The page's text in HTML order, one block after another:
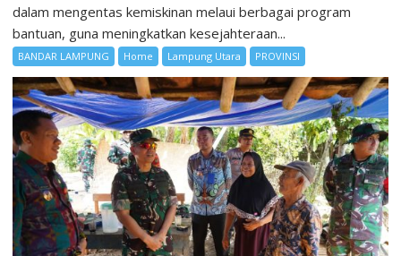
dalam mengentas kemiskinan melaui berbagai program
bantuan, guna meningkatkan kesejahteraan...
BANDAR LAMPUNG Home Lampung Utara PROVINSI